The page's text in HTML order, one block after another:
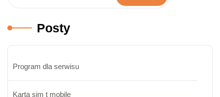
Posty
Program dla serwisu
Karta sim t mobile